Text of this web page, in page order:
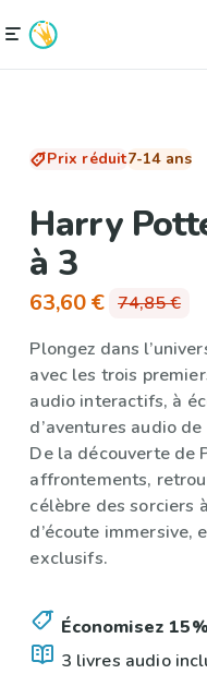
Prix réduit7-14 ans
Harry
à 3
63,60 € 74,85 €
Plongez dans
avec les trois
audio interactifs, à
d’aventures audio de
De la découverte de
affrontements,
célèbre des sorciers
d’écoute immersive,
exclusifs.
Économisez
3 livres audio